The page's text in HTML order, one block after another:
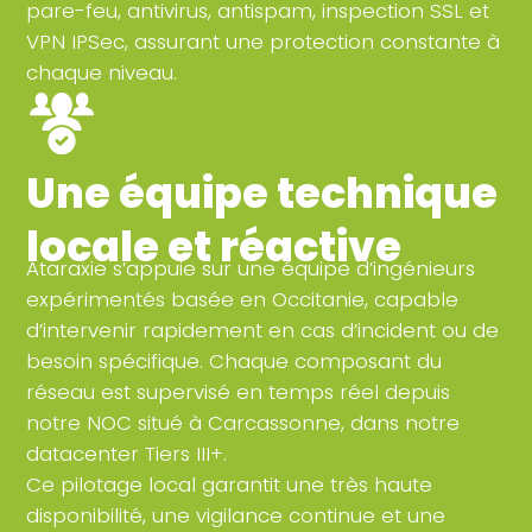
pare-feu, antivirus, antispam, inspection SSL et
VPN IPSec, assurant une protection constante à
chaque niveau.
Une équipe technique
locale et réactive
Ataraxie s’appuie sur une équipe d’ingénieurs
expérimentés basée en Occitanie, capable
d’intervenir rapidement en cas d’incident ou de
besoin spécifique. Chaque composant du
réseau est supervisé en temps réel depuis
notre NOC situé à Carcassonne, dans notre
datacenter Tiers III+.
Ce pilotage local garantit une très haute
disponibilité, une vigilance continue et une